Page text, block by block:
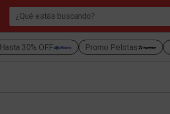
Hasta 30% OFF Promo Pelotas